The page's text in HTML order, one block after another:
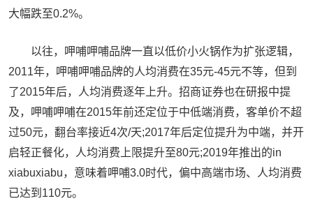
大幅跌至0.2%。
以往，呷哺呷哺品牌一直以低价小火锅作为扩张逻辑，
2011年，呷哺呷哺品牌的人均消费在35元-45元不等，但到
了2015年后，人均消费逐年上升。招商证券也在研报中提
及，呷哺呷哺在2015年前还定位于中低端消费，客单价不超
过50元，翻台率接近4次/天;2017年后定位提升为中端，并开
启轻正餐化，人均消费上限提升至80元;2019年推出的in
xiabuxiabu，意味着呷哺3.0时代，偏中高端市场、人均消费
已达到110元。